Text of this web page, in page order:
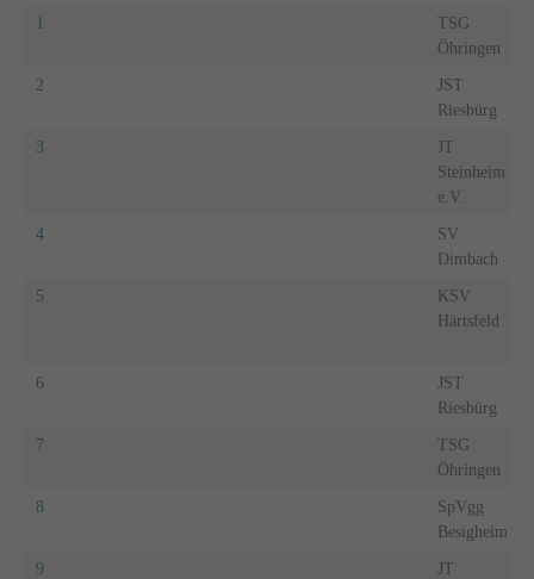
1
TSG
Öhringen
2
JST
Riesbürg
3
JT
Steinheim
e.V.
4
SV
Dimbach
5
KSV
Härtsfeld
6
JST
Riesbürg
7
TSG
Öhringen
8
SpVgg
Besigheim
9
JT